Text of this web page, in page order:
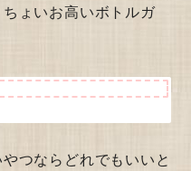
ょいお高いボトルガ
つならどれでもいいと